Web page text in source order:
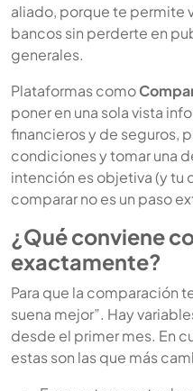
aliado, porque te permite
bancos sin perderte en
generales.
Plataformas como
poner en una sola vista
financieros y de seguros,
condiciones y tomar una
intención es objetiva (y tu
comparar no es un paso
¿Qué conviene
exactamente?
Para que la comparación
suena mejor”. Hay
desde el primer mes. En
estas son las que más